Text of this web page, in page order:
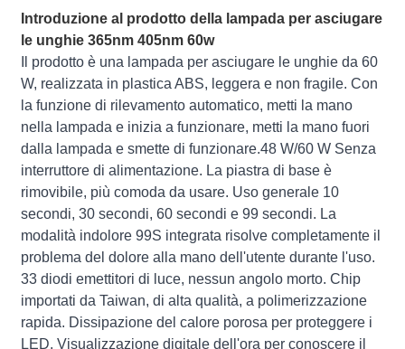
Introduzione al prodotto della lampada per asciugare
le unghie 365nm 405nm 60w
Il prodotto è una lampada per asciugare le unghie da 60
W, realizzata in plastica ABS, leggera e non fragile. Con
la funzione di rilevamento automatico, metti la mano
nella lampada e inizia a funzionare, metti la mano fuori
dalla lampada e smette di funzionare.48 W/60 W Senza
interruttore di alimentazione. La piastra di base è
rimovibile, più comoda da usare. Uso generale 10
secondi, 30 secondi, 60 secondi e 99 secondi. La
modalità indolore 99S integrata risolve completamente il
problema del dolore alla mano dell'utente durante l'uso.
33 diodi emettitori di luce, nessun angolo morto. Chip
importati da Taiwan, di alta qualità, a polimerizzazione
rapida. Dissipazione del calore porosa per proteggere i
LED. Visualizzazione digitale dell'ora per conoscere il